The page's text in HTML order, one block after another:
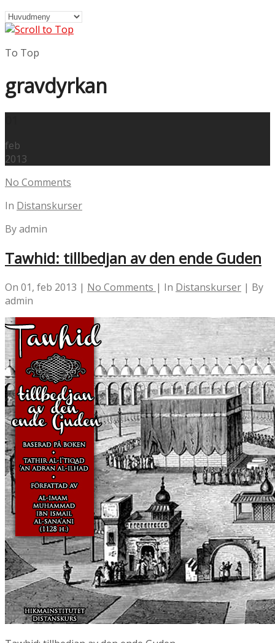
To Top
gravdyrkan
feb
2013
No Comments
In Distanskurser
By admin
Tawhid: tillbedjan av den ende Guden
On 01, feb 2013 | No Comments | In Distanskurser | By
admin